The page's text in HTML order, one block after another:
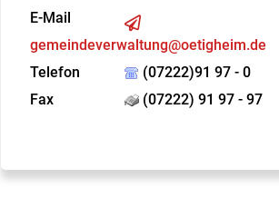
E-Mail
gemeindeverwaltung@oetigheim.de
Telefon
(07222)91 97 - 0
Fax
(07222) 91 97 - 97